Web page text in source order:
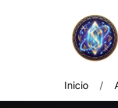
Inicio /